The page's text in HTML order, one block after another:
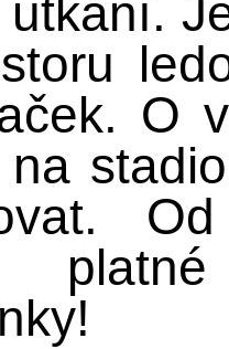
O
na